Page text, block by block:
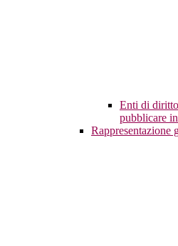
Enti di
pubblicare
Rappresentazione